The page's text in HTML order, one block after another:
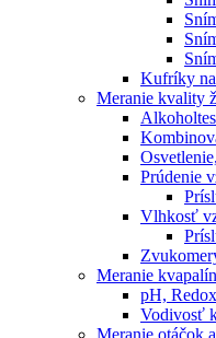
Kufríky na
Meranie kvality
Prúdenie
Vlhkosť
Meranie kvapalín
pH, Redox
Vodivosť
Meranie otáčok